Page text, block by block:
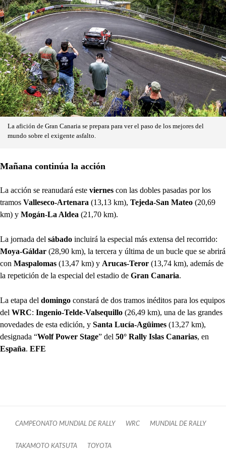
La afición de Gran Canaria se prepara para ver el paso de los mejores del
mundo sobre el exigente asfalto.
Mañana continúa la acción
La acción se reanudará este viernes con las dobles pasadas por los
tramos Valleseco-Artenara (13,13 km), Tejeda-San Mateo (20,69
km) y Mogán-La Aldea (21,70 km).
La jornada del sábado incluirá la especial más extensa del recorrido:
Moya-Gáldar (28,90 km), la tercera y última de un bucle que se abrirá
con Maspalomas (13,47 km) y Arucas-Teror (13,74 km), además de
la repetición de la especial del estadio de Gran Canaria.
La etapa del domingo constará de dos tramos inéditos para los equipos
del WRC: Ingenio-Telde-Valsequillo (26,49 km), una de las grandes
novedades de esta edición, y Santa Lucía-Agüimes (13,27 km),
designada “Wolf Power Stage” del 50° Rally Islas Canarias, en
España. EFE
CAMPEONATO MUNDIAL DE RALLY WRC MUNDIAL DE RALLY
TAKAMOTO KATSUTA TOYOTA